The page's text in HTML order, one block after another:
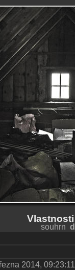
souhrn
2014, 09:23:11